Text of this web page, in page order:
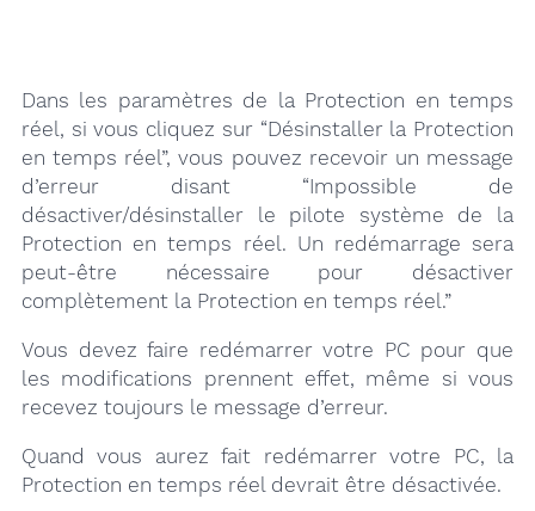
Dans les paramètres de la Protection en temps
réel, si vous cliquez sur “Désinstaller la Protection
en temps réel”, vous pouvez recevoir un message
d’erreur disant “Impossible de
désactiver/désinstaller le pilote système de la
Protection en temps réel. Un redémarrage sera
peut-être nécessaire pour désactiver
complètement la Protection en temps réel.”
Vous devez faire redémarrer votre PC pour que
les modifications prennent effet, même si vous
recevez toujours le message d’erreur.
Quand vous aurez fait redémarrer votre PC, la
Protection en temps réel devrait être désactivée.